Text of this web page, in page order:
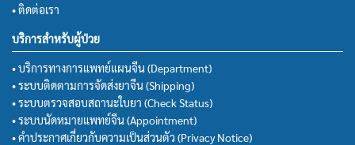
• ติดต่อเรา
บริการสำหรับผู้ป่วย
• บริการทางการแพทย์แผนจีน (Department)
• ระบบติดตามการจัดส่งยาจีน (Shipping)
• ระบบตรวจสอบสถานะใบยา (Check Status)
• ระบบนัดหมายแพทย์จีน (Appointment)
• คำประกาศเกี่ยวกับความเป็นส่วนตัว (Privacy Notice)